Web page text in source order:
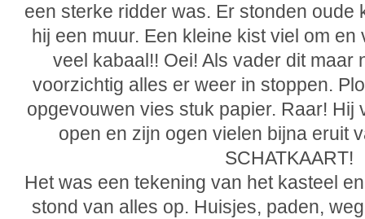
een sterke ridder was. Er stonden oude
hij een muur. Een kleine kist viel om
veel kabaal!! Oei! Als vader dit maar
voorzichtig alles er weer in stoppen.
opgevouwen vies stuk papier. Raar! Hij
open en zijn ogen vielen bijna eruit
SCHATKAART!
Het was een tekening van het kasteel
stond van alles op. Huisjes, paden,